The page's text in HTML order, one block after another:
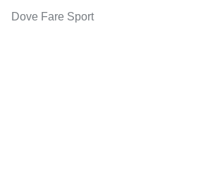
Dove Fare Sport